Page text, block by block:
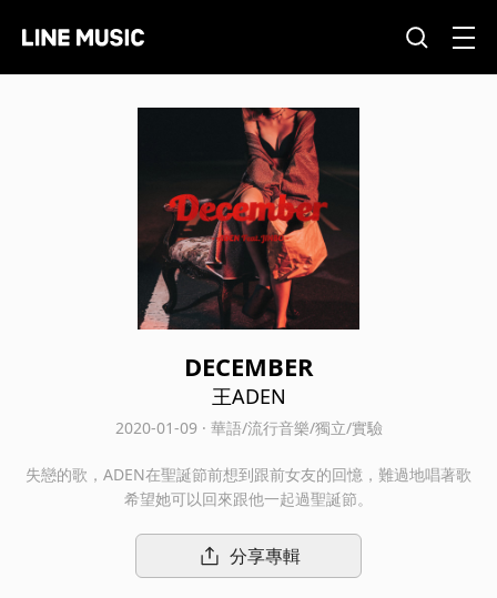
DECEMBER
王ADEN
2020-01-09 · 華語/流行音樂/獨立/實驗
失戀的歌，ADEN在聖誕節前想到跟前女友的回憶，難過地唱著歌
希望她可以回來跟他一起過聖誕節。
分享專輯